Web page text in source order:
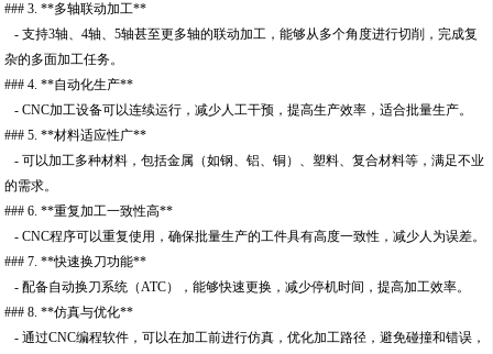
### 3. **多轴联动加工**
- 支持3轴、4轴、5轴甚至更多轴的联动加工，能够从多个角度进行切削，完成复
杂的多面加工任务。
### 4. **自动化生产**
- CNC加工设备可以连续运行，减少人工干预，提高生产效率，适合批量生产。
### 5. **材料适应性广**
- 可以加工多种材料，包括金属（如钢、铝、铜）、塑料、复合材料等，满足不业
的需求。
### 6. **重复加工一致性高**
- CNC程序可以重复使用，确保批量生产的工件具有高度一致性，减少人为误差。
### 7. **快速换刀功能**
- 配备自动换刀系统（ATC），能够快速更换，减少停机时间，提高加工效率。
### 8. **仿真与优化**
- 通过CNC编程软件，可以在加工前进行仿真，优化加工路径，避免碰撞和错误，